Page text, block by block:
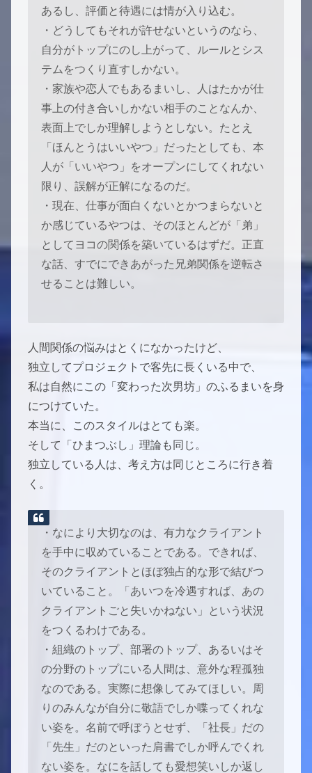
あるし、評価と待遇には情が入り込む。
・どうしてもそれが許せないというのなら、
自分がトップにのし上がって、ルールとシス
テムをつくり直すしかない。
・家族や恋人でもあるまいし、人はたかが仕
事上の付き合いしかない相手のことなんか、
表面上でしか理解しようとしない。たとえ
「ほんとうはいいやつ」だったとしても、本
人が「いいやつ」をオープンにしてくれない
限り、誤解が正解になるのだ。
・現在、仕事が面白くないとかつまらないと
か感じているやつは、そのほとんどが「弟」
としてヨコの関係を築いているはずだ。正直
な話、すでにできあがった兄弟関係を逆転さ
せることは難しい。
人間関係の悩みはとくになかったけど、
独立してプロジェクトで客先に長くいる中で、
私は自然にこの「変わった次男坊」のふるまいを身
につけていた。
本当に、このスタイルはとても楽。
そして「ひまつぶし」理論も同じ。
独立している人は、考え方は同じところに行き着
く。
・なにより大切なのは、有力なクライアント
を手中に収めていることである。できれば、
そのクライアントとほぼ独占的な形で結びつ
いていること。「あいつを冷遇すれば、あの
クライアントごと失いかねない」という状況
をつくるわけである。
・組織のトップ、部署のトップ、あるいはそ
の分野のトップにいる人間は、意外な程孤独
なのである。実際に想像してみてほしい。周
りのみんなが自分に敬語でしか喋ってくれな
い姿を。名前で呼ぼうとせず、「社長」だの
「先生」だのといった肩書でしか呼んでくれ
ない姿を。なにを話しても愛想笑いしか返し